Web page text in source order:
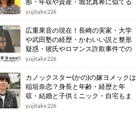
画像もまとめ
yujitake226
広重果音の現在！長崎の実家・大学
や武田塾の経歴・かわいい説と整形
疑惑・彼氏やロマンス詐欺事件での
逮捕もまとめ
yujitake226
カノックスター(かの)の嫁ヨメックは
稲垣奈恋？身長と年齢・経歴と年
収・結婚と子供ミニック・自宅もま
とめ
yujitake226